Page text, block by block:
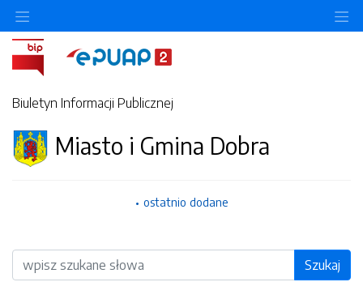
Biuletyn Informacji Publicznej
Miasto i Gmina Dobra
ostatnio dodane
Wyszukiwarka Szukaj